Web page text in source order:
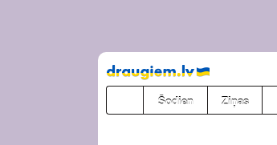
Pāriet
uz
saturu
Šodien Ziņas